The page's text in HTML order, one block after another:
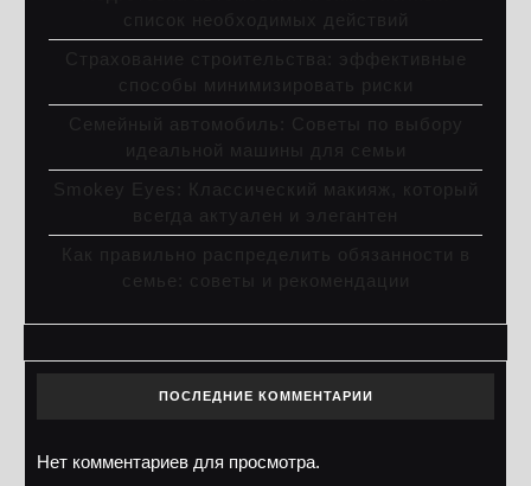
список необходимых действий
Страхование строительства: эффективные
способы минимизировать риски
Семейный автомобиль: Советы по выбору
идеальной машины для семьи
Smokey Eyes: Классический макияж, который
всегда актуален и элегантен
Как правильно распределить обязанности в
семье: советы и рекомендации
ПОСЛЕДНИЕ КОММЕНТАРИИ
Нет комментариев для просмотра.